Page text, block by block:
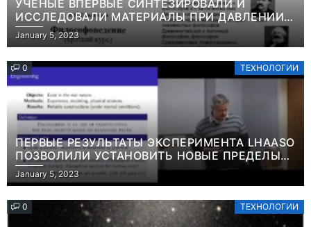
УЧЕНЫЕ ВПЕРВЫЕ СИНТЕЗИРОВАЛИ И
ИССЛЕДОВАЛИ МАТЕРИАЛЫ ПРИ ДАВЛЕНИИ
СВЫШЕ ТЕРАПАСКАЛЯИНФОРМАЦИЯ
January 5, 2023
0 ТЕХНОЛОГИИ
ПЕРВЫЕ РЕЗУЛЬТАТЫ ЭКСПЕРИМЕНТА LHAASO
ПОЗВОЛИЛИ УСТАНОВИТЬ НОВЫЕ ПРЕДЕЛЫ
ВРЕМЕНИ ЖИЗНИ ТЯЖЕЛЫХ ЧАСТИЦ ТЕМНОЙ
МАТЕРИИ ИНФОРМАЦИЯ
January 5, 2023
0 ТЕХНОЛОГИИ